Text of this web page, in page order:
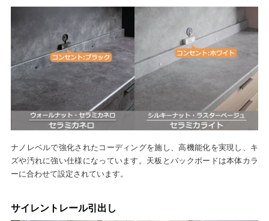
ナノレベルで強化されたコーディングを施し、高機能化を実現し、キ
ズや汚れに強い仕様になっています。天板とバックボードは本体カラ
ーに合わせて設定されています。
サイレントレール引出し